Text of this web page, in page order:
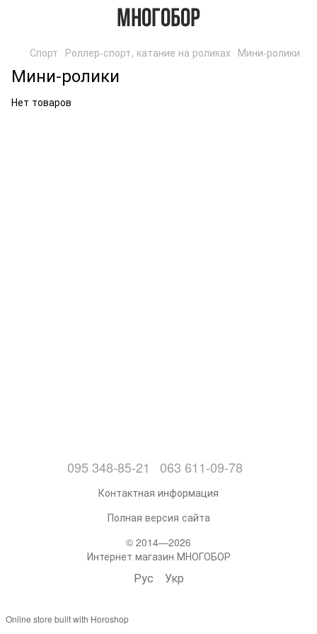
Спорт Роллер-спорт, катание на роликах Мини-ролики
Мини-ролики
Нет товаров
095 348-85-21 063 611-09-78
Контактная информация
Полная версия сайта
© 2014—2026
Интернет магазин МНОГОБОР
Рус Укр
Online store built with Horoshop